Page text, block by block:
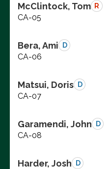
McClintock, Tom R
CA-05
Bera, Ami D
CA-06
Matsui, Doris D
CA-07
Garamendi, John D
CA-08
Harder, Josh D